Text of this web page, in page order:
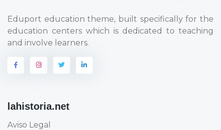
Eduport education theme, built specifically for the
education centers which is dedicated to teaching
and involve learners.
lahistoria.net
Aviso Legal